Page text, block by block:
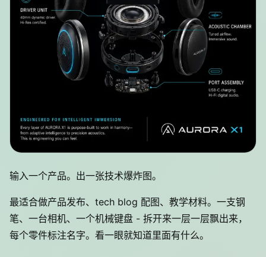
输入一个产品。出一张技术爆炸图。
最适合做产品发布、tech blog 配图、教学材料。一支钢
笔、一台相机、一个机械键盘 - 拆开来一层一层飘出来，
每个零件标注名字。看一眼就知道里面有什么。